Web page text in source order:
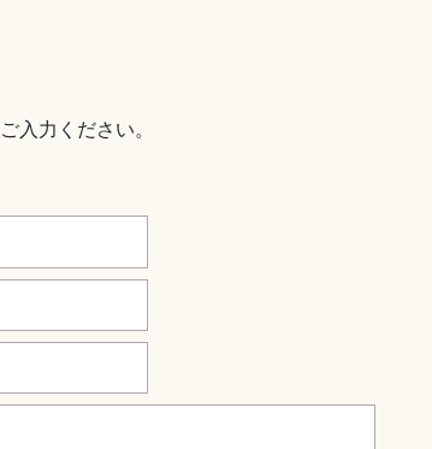
入力ください。